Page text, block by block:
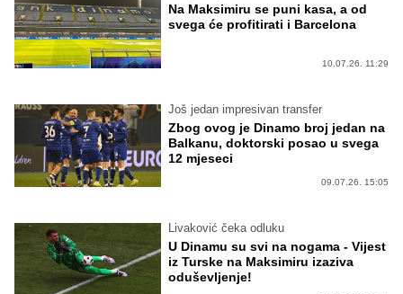
Na Maksimiru se puni kasa, a od
svega će profitirati i Barcelona
10.07.26. 11:29
Još jedan impresivan transfer
Zbog ovog je Dinamo broj jedan na
Balkanu, doktorski posao u svega
12 mjeseci
09.07.26. 15:05
Livaković čeka odluku
U Dinamu su svi na nogama - Vijest
iz Turske na Maksimiru izaziva
oduševljenje!